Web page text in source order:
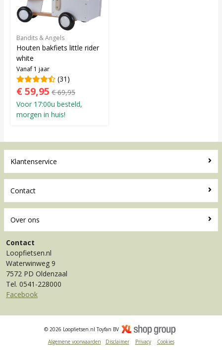
Bandits & Angels
Houten bakfiets little rider
white
Vanaf 1 jaar
(31)
€ 59,95 € 69,95
Voor 17:00u besteld,
morgen in huis!
Klantenservice
Contact
Over ons
Contact
Loopfietsen.nl
Waterwinweg 9
7572 PD Oldenzaal
Tel. 0541-228000
Facebook
© 2026 Loopfietsen.nl Toyfan BV
Algemene voorwaarden
Disclaimer Privacy Cookies